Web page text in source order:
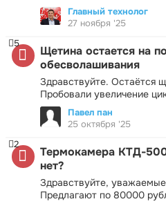
Главный технолог
27 ноября '25
Щетина остается на
обесволашивания
Здравствуйте. Остаётся
Пробовали увеличение
5
Павел пан
25 октября '25
Термокамера КТД-
нет?
Здравствуйте,
Предлагают по 80000
2